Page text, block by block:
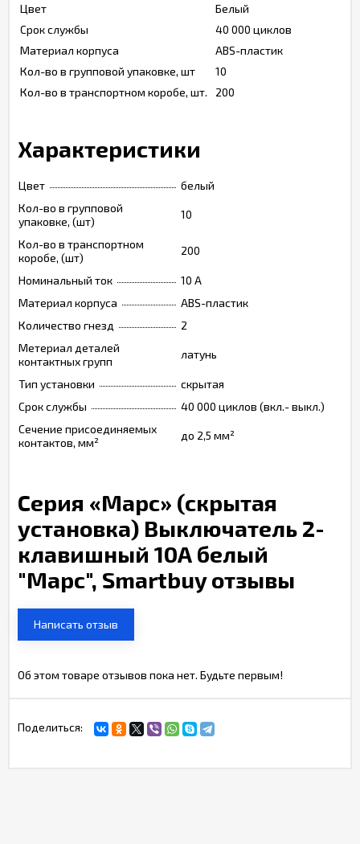
Цвет
Белый
Срок службы
40 000 циклов
Материал корпуса
ABS-пластик
Кол-во в групповой упаковке, шт
10
Кол-во в транспортном коробе, шт.
200
Характеристики
Цвет
белый
Кол-во в групповой
упаковке, (шт)
10
Кол-во в транспортном
коробе, (шт)
200
Номинальный ток
10 A
Материал корпуса
ABS-пластик
Количество гнезд
2
Метериал деталей
контактных групп
латунь
Тип установки
скрытая
Срок службы
40 000 циклов (вкл.- выкл.)
Сечение присоединяемых
контактов, мм²
до 2,5 мм²
Серия «Марс» (скрытая
установка) Выключатель 2-
клавишный 10А белый
"Марс", Smartbuy отзывы
Написать отзыв
Об этом товаре отзывов пока нет. Будьте первым!
Поделиться: